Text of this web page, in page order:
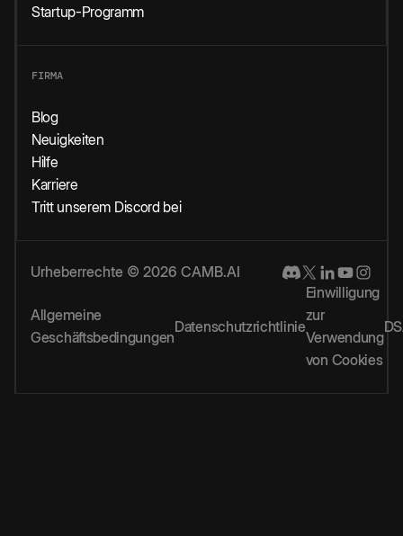
Startup-Programm
FIRMA
Blog
Neuigkeiten
Hilfe
Karriere
Tritt unserem Discord bei
Urheberrechte © 2026 CAMB.AI
Allgemeine
Geschäftsbedingungen
Datenschutzrichtlinie
Einwilligung
zur
Verwendung
von Cookies